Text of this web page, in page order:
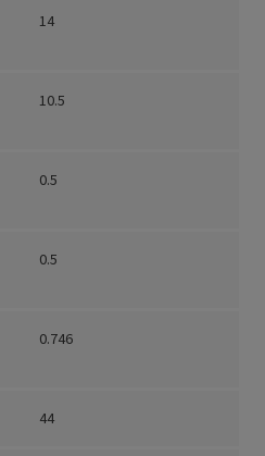
14
10.5
0.5
0.5
0.746
44